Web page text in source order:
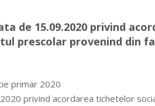
de 15.09.2020 privind
prescolar provenind din
primar 2020
privind acordarea tichetelor